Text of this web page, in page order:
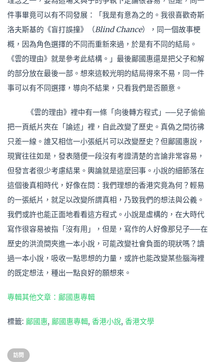
件事畢竟可以有不同發展：「我是有意為之的。我很喜歡奇斯
洛夫斯基的《盲打誤撞》（Blind Chance），同一個故事梗
概，因為角色選擇的不同而重新來過，於是有不同的結局。
《雲的理由》就是參考此結構。」最後鄺國惠還是把父子和解
的部分放在最後一部。想來這較光明的結局得來不易，同一件
事可以有不同選擇，導向不結果，只看我們是否願意。
《雲的理由》裡中有一條「向後轉方程式」──兒子偷偷
把一頁紙片夾在「論述」裡，自此改變了歷史。真偽之間彷彿
只差一線。誰又相信一小張紙片可以改變歷史？但鄺國惠說，
現實往往如是，發表隨便一段沒有考證清楚的言論非常容易，
但發言者很少考慮結果。輿論就是這麼回事。小說的細節落在
這個後真相時代，好像在問：我們理想的香港究竟為何？輕易
的一張紙片，就足以改變所謂真相，乃致我們的想法與公義。
我們或許也能正面地看看這方程式。小說是虛構的，在大時代
寫作很容易被指「沒有用」，但是，寫作的人好像那兒子──在
歷史的洪流間夾進一本小說，可能改變社會負面的現狀嗎？讀
過一本小說，吸收一點思想的力量，或許也能改變某些腦海裡
的既定想法，種出一點良好的願想來。
專輯其他文章：鄺國惠專輯
標籤: 鄺國惠, 鄺國惠專輯, 香港小說, 香港文學
訪問